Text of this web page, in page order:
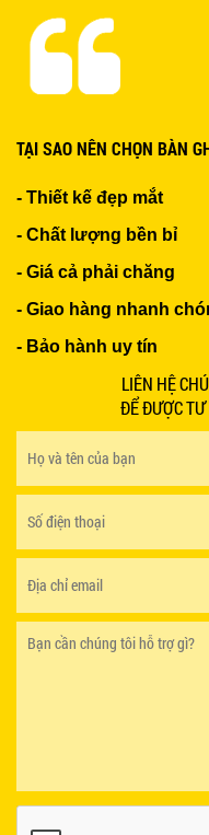
TẠI SAO NÊN CHỌN BÀN
- Thiết kế đẹp mắt
- Chất lượng bền bỉ
- Giá cả phải chăng
- Giao hàng nhanh
- Bảo hành uy tín
LIÊN HỆ
ĐỂ ĐƯỢC